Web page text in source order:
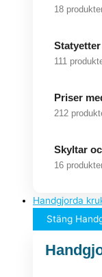
18
Statyetter
111
Priser
212
Skyltar
16
Handgjorda
Stäng